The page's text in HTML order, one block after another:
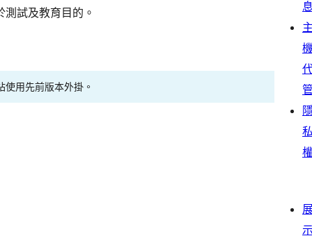
試及教育目的。
用先前版本外掛。